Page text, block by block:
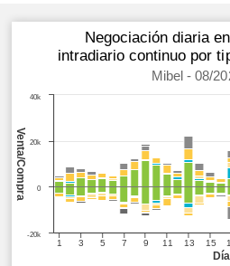
Día
Venta/Compra
Negociación diaria
intradiario continuo por
Mibel - 08/
1 3 5 7 9 11 13 15
-20k
0
20k
40k